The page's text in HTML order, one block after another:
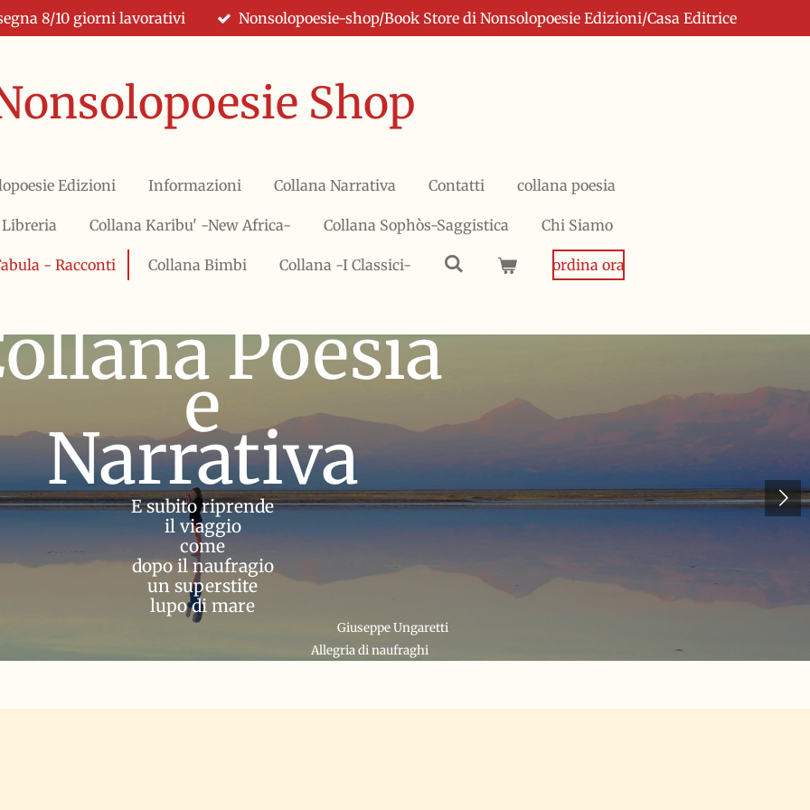
8/10 giorni lavorativi Nonsolopoesie-shop/Book Store di Nonsolopoesie Edizioni/Casa Editrice
Shop
Edizioni Informazioni Collana Narrativa Contatti collana poesia
Collana Karibu' -New Africa- Collana Sophòs-Saggistica Chi Siamo
- Racconti Collana Bimbi Collana -I Classici- ordina ora
Poesia
e
Narrativa
E subito riprende
il viaggio
come
dopo il naufragio
un superstite
lupo di mare
Giuseppe Ungaretti
di naufraghi